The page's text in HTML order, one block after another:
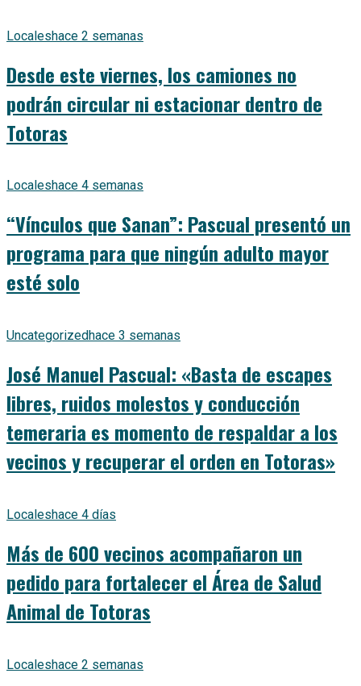
Localeshace 2 semanas
Desde este viernes, los camiones no
podrán circular ni estacionar dentro de
Totoras
Localeshace 4 semanas
“Vínculos que Sanan”: Pascual presentó un
programa para que ningún adulto mayor
esté solo
Uncategorized hace 3 semanas
José Manuel Pascual: «Basta de escapes
libres, ruidos molestos y conducción
temeraria es momento de respaldar a los
vecinos y recuperar el orden en Totoras»
Localeshace 4 días
Más de 600 vecinos acompañaron un
pedido para fortalecer el Área de Salud
Animal de Totoras
Localeshace 2 semanas